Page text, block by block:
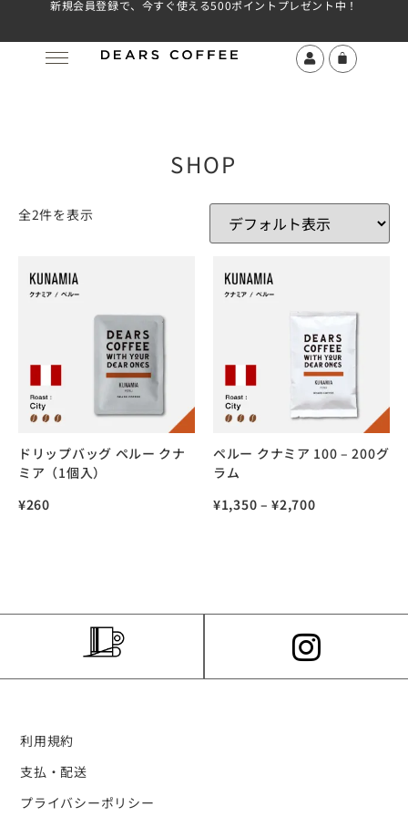
新規会員登録で、今すぐ使える500ポイントプレゼント中！
SHOP
全2件を表示
ドリップバッグ ペルー クナ
ミア（1個入）
¥260
ペルー クナミア 100 – 200グ
ラム
¥1,350 –¥2,700
利用規約
支払・配送
プライバシーポリシー